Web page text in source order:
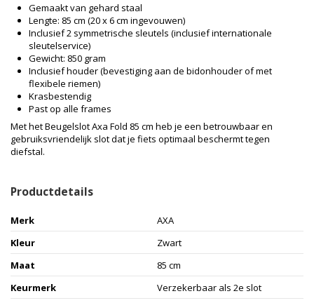
Gemaakt van gehard staal
Lengte: 85 cm (20 x 6 cm ingevouwen)
Inclusief 2 symmetrische sleutels (inclusief internationale
sleutelservice)
Gewicht: 850 gram
Inclusief houder (bevestiging aan de bidonhouder of met
flexibele riemen)
Krasbestendig
Past op alle frames
Met het Beugelslot Axa Fold 85 cm heb je een betrouwbaar en
gebruiksvriendelijk slot dat je fiets optimaal beschermt tegen
diefstal.
Productdetails
Merk
AXA
Kleur
Zwart
Maat
85 cm
Keurmerk
Verzekerbaar als 2e slot